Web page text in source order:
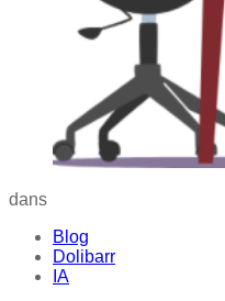
dans
Blog
Dolibarr
IA